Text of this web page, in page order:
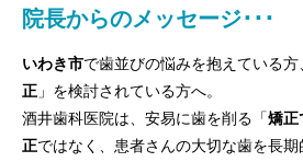
院長からのメッセージ･･･
いわき市で歯並びの悩みを抱えている方
正 」を検討されている方へ。
酒井歯科医院は、安易に歯を削る「矯正
正ではなく、患者さんの大切な歯を長